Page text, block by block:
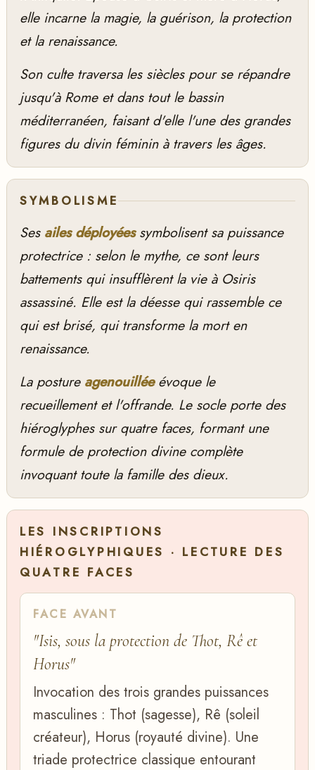
elle incarne la magie, la guérison, la protection
et la renaissance.
Son culte traversa les siècles pour se répandre
jusqu'à Rome et dans tout le bassin
méditerranéen, faisant d'elle l'une des grandes
figures du divin féminin à travers les âges.
SYMBOLISME
Ses ailes déployéessymbolisent sa puissance
protectrice : selon le mythe, ce sont leurs
battements qui insufflèrent la vie à Osiris
assassiné. Elle est la déesse qui rassemble ce
qui est brisé, qui transforme la mort en
renaissance.
La posture agenouilléeévoque le
recueillement et l'offrande. Le socle porte des
hiéroglyphes sur quatre faces, formant une
formule de protection divine complète
invoquant toute la famille des dieux.
LES INSCRIPTIONS
HIÉROGLYPHIQUES · LECTURE DES
QUATRE FACES
FACE AVANT
"Isis, sous la protection de Thot, Rê et
Horus"
Invocation des trois grandes puissances
masculines : Thot (sagesse), Rê (soleil
créateur), Horus (royauté divine). Une
triade protectrice classique entourant